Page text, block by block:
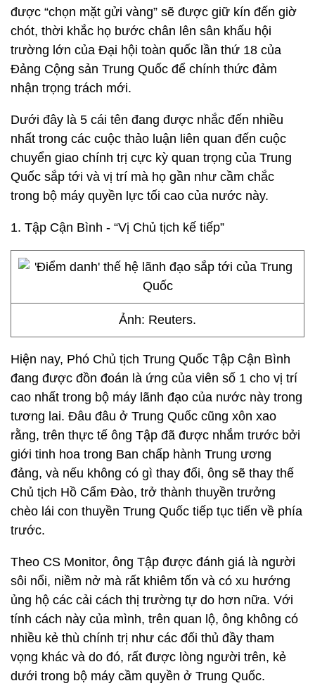
được “chọn mặt gửi vàng” sẽ được giữ kín đến giờ
chót, thời khắc họ bước chân lên sân khấu hội
trường lớn của Đại hội toàn quốc lần thứ 18 của
Đảng Cộng sản Trung Quốc để chính thức đảm
nhận trọng trách mới.
Dưới đây là 5 cái tên đang được nhắc đến nhiều
nhất trong các cuộc thảo luận liên quan đến cuộc
chuyển giao chính trị cực kỳ quan trọng của Trung
Quốc sắp tới và vị trí mà họ gần như cầm chắc
trong bộ máy quyền lực tối cao của nước này.
1. Tập Cận Bình - “Vị Chủ tịch kế tiếp”
Ảnh: Reuters.
Hiện nay, Phó Chủ tịch Trung Quốc Tập Cận Bình
đang được đồn đoán là ứng của viên số 1 cho vị trí
cao nhất trong bộ máy lãnh đạo của nước này trong
tương lai. Đâu đâu ở Trung Quốc cũng xôn xao
rằng, trên thực tế ông Tập đã được nhắm trước bởi
giới tinh hoa trong Ban chấp hành Trung ương
đảng, và nếu không có gì thay đổi, ông sẽ thay thế
Chủ tịch Hồ Cẩm Đào, trở thành thuyền trưởng
chèo lái con thuyền Trung Quốc tiếp tục tiến về phía
trước.
Theo CS Monitor, ông Tập được đánh giá là người
sôi nổi, niềm nở mà rất khiêm tốn và có xu hướng
ủng hộ các cải cách thị trường tự do hơn nữa. Với
tính cách này của mình, trên quan lộ, ông không có
nhiều kẻ thù chính trị như các đối thủ đầy tham
vọng khác và do đó, rất được lòng người trên, kẻ
dưới trong bộ máy cầm quyền ở Trung Quốc.